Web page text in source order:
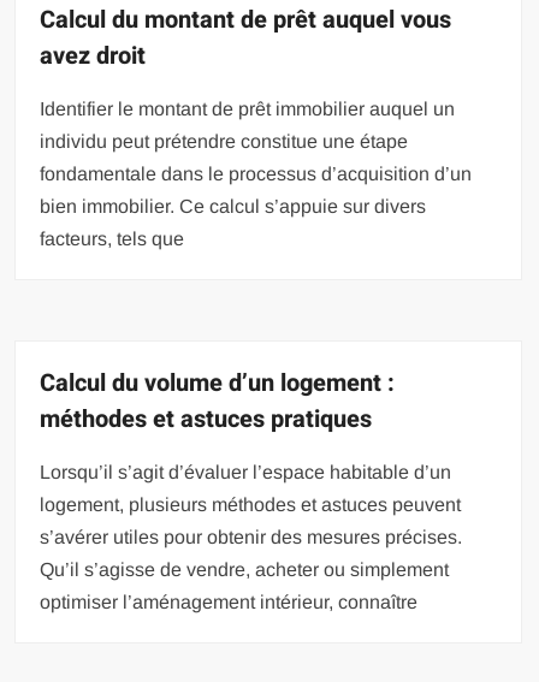
Calcul du montant de prêt auquel vous
avez droit
Identifier le montant de prêt immobilier auquel un
individu peut prétendre constitue une étape
fondamentale dans le processus d’acquisition d’un
bien immobilier. Ce calcul s’appuie sur divers
facteurs, tels que
Calcul du volume d’un logement :
méthodes et astuces pratiques
Lorsqu’il s’agit d’évaluer l’espace habitable d’un
logement, plusieurs méthodes et astuces peuvent
s’avérer utiles pour obtenir des mesures précises.
Qu’il s’agisse de vendre, acheter ou simplement
optimiser l’aménagement intérieur, connaître